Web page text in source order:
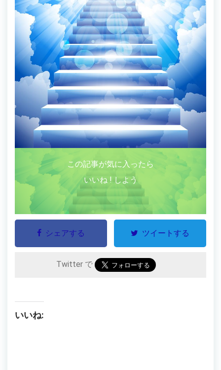
この記事が気に入ったら
いいね ! しよう
シェアする ツイートする
Twitter で
いいね: